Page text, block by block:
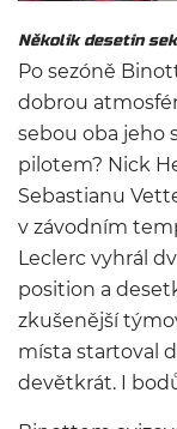
Několik desetin
Po sezóně
dobrou
sebou oba jeho
pilotem? Nick
Sebastianu
v závodním
Leclerc vyhrál
position a
zkušenější
místa startoval
devětkrát. I